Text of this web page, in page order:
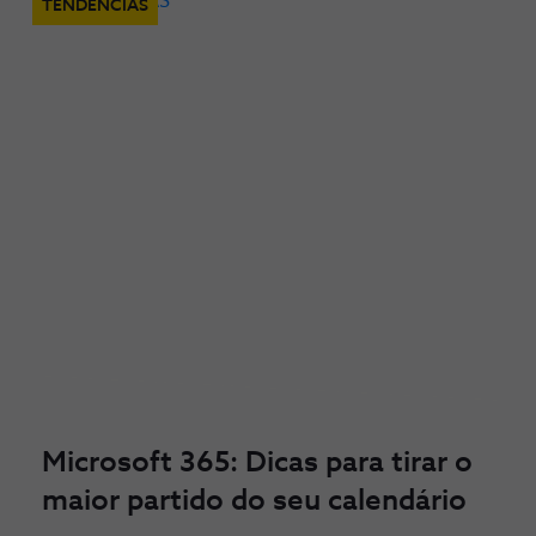
TENDÊNCIAS
Microsoft 365: Dicas para tirar o
maior partido do seu calendário